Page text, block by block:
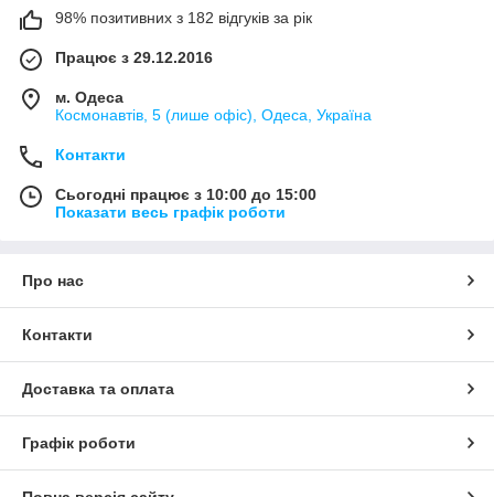
98% позитивних з 182 відгуків за рік
Працює з 29.12.2016
м. Одеса
Космонавтів, 5 (лише офіс), Одеса, Україна
Контакти
Сьогодні працює з 10:00 до 15:00
Показати весь графік роботи
Про нас
Контакти
Доставка та оплата
Графік роботи